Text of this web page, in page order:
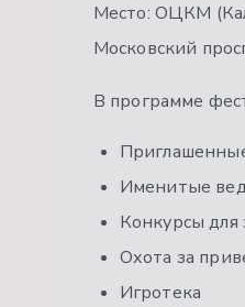
Место: ОЦКМ
Московский
В программе
Именитые
Конкурсы для
Охота за
Игротека